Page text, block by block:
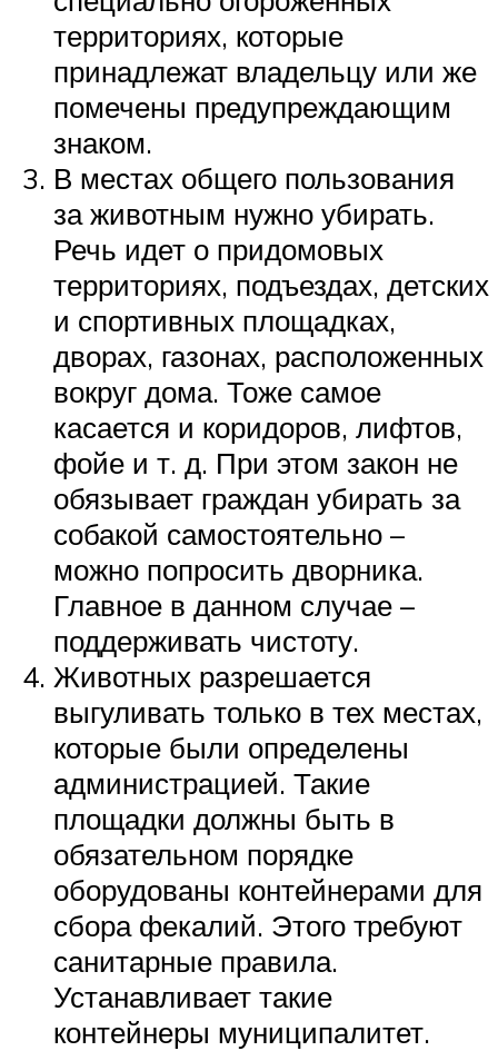
территориях, которые
принадлежат владельцу или же
помечены предупреждающим
знаком.
В местах общего пользования
за животным нужно убирать.
Речь идет о придомовых
территориях, подъездах, детских
и спортивных площадках,
дворах, газонах, расположенных
вокруг дома. Тоже самое
касается и коридоров, лифтов,
фойе и т. д. При этом закон не
обязывает граждан убирать за
собакой самостоятельно –
можно попросить дворника.
Главное в данном случае –
поддерживать чистоту.
Животных разрешается
выгуливать только в тех местах,
которые были определены
администрацией. Такие
площадки должны быть в
обязательном порядке
оборудованы контейнерами для
сбора фекалий. Этого требуют
санитарные правила.
Устанавливает такие
контейнеры муниципалитет.